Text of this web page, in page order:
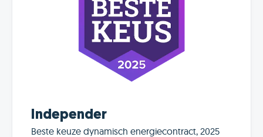
Independer
Beste keuze dynamisch energiecontract, 2025